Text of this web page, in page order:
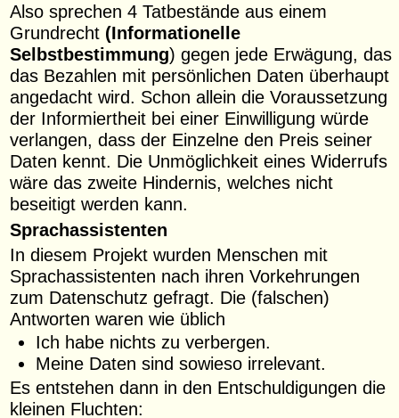
Also sprechen 4 Tatbestände aus einem
Grundrecht (Informationelle
Selbstbestimmung) gegen jede Erwägung, das
das Bezahlen mit persönlichen Daten überhaupt
angedacht wird. Schon allein die Voraussetzung
der Informiertheit bei einer Einwilligung würde
verlangen, dass der Einzelne den Preis seiner
Daten kennt. Die Unmöglichkeit eines Widerrufs
wäre das zweite Hindernis, welches nicht
beseitigt werden kann.
Sprachassistenten
In diesem Projekt wurden Menschen mit
Sprachassistenten nach ihren Vorkehrungen
zum Datenschutz gefragt. Die (falschen)
Antworten waren wie üblich
Ich habe nichts zu verbergen.
Meine Daten sind sowieso irrelevant.
Es entstehen dann in den Entschuldigungen die
kleinen Fluchten: